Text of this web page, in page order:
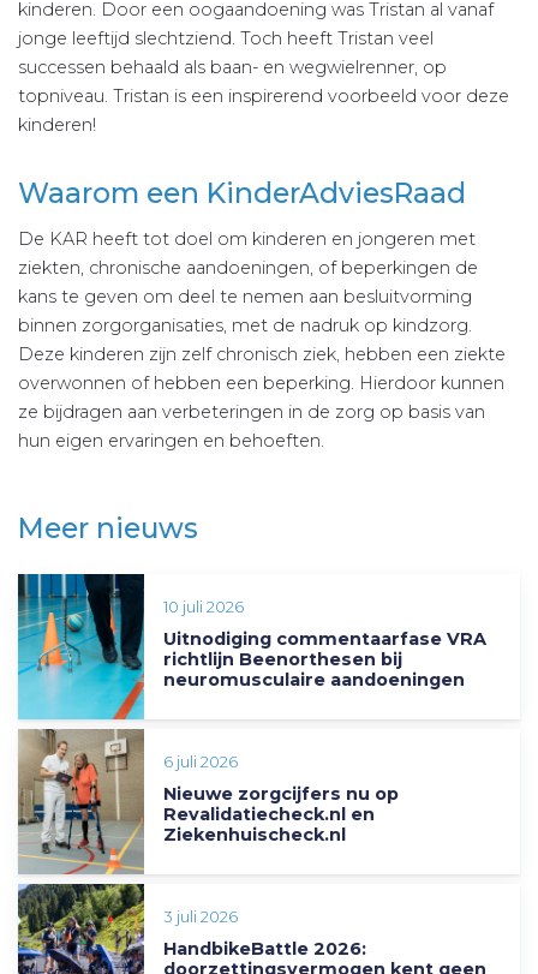
kinderen. Door een oogaandoening was Tristan al vanaf
jonge leeftijd slechtziend. Toch heeft Tristan veel
successen behaald als baan- en wegwielrenner, op
topniveau. Tristan is een inspirerend voorbeeld voor deze
kinderen!
Waarom een KinderAdviesRaad
De KAR heeft tot doel om kinderen en jongeren met
ziekten, chronische aandoeningen, of beperkingen de
kans te geven om deel te nemen aan besluitvorming
binnen zorgorganisaties, met de nadruk op kindzorg.
Deze kinderen zijn zelf chronisch ziek, hebben een ziekte
overwonnen of hebben een beperking. Hierdoor kunnen
ze bijdragen aan verbeteringen in de zorg op basis van
hun eigen ervaringen en behoeften.
Meer nieuws
10 juli 2026
Uitnodiging commentaarfase VRA
richtlijn Beenorthesen bij
neuromusculaire aandoeningen
6 juli 2026
Nieuwe zorgcijfers nu op
Revalidatiecheck.nl en
Ziekenhuischeck.nl
3 juli 2026
HandbikeBattle 2026:
doorzettingsvermogen kent geen